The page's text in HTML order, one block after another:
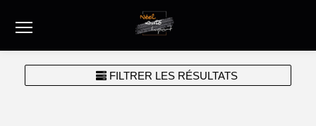
FILTRER LES RÉSULTATS